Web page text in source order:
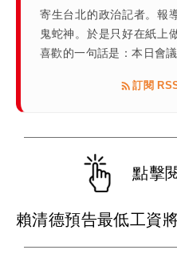
寄生台北的政治記者。報
鬼蛇神。於是只好在紙上
喜歡的一句話是：本日會
訂閱
點擊